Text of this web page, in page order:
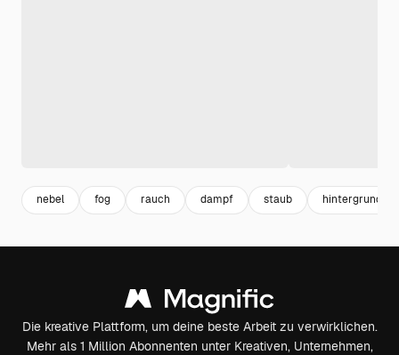
nebel fog rauch dampf staub hintergrund
Die kreative Plattform, um deine beste Arbeit zu verwirklichen.
Mehr als 1 Million Abonnenten unter Kreativen, Unternehmen,